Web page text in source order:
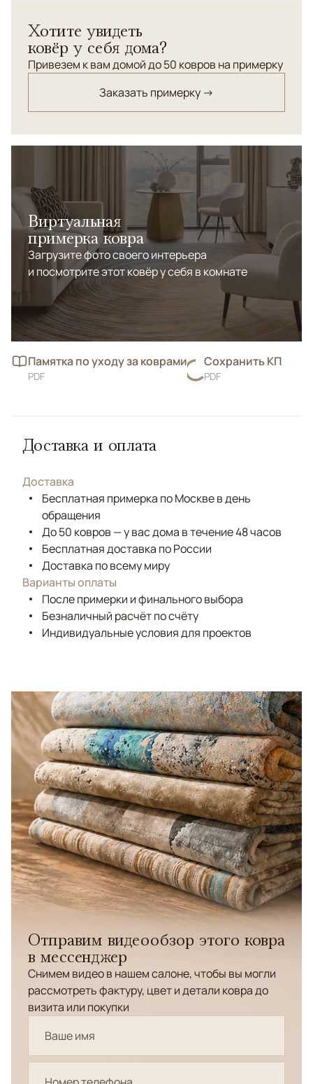
плотности, созданные для интерьеров, где важны
статус, тактильность и натуральность материалов.
Лаконичный дизайн и благородная текстура делают
поддержания идеи декоратора.
Хотите увидеть
ковёр у себя дома?
Привезем к вам домой до 50 ковров на примерку
Заказать примерку →
Виртуальная
примерка ковра
Загрузите фото своего интерьера
и посмотрите этот ковёр у себя в комнате
Памятка по уходу за коврами
PDF
Сохранить КП
PDF
Доставка и оплата
Доставка
Бесплатная примерка по Москве в день
обращения
До 50 ковров — у вас дома в течение 48 часов
Бесплатная доставка по России
Доставка по всему миру
Варианты оплаты
После примерки и финального выбора
Безналичный расчёт по счёту
Индивидуальные условия для проектов
Отправим видеообзор этого ковра
в мессенджер
Снимем видео в нашем салоне, чтобы вы могли
рассмотреть фактуру, цвет и детали ковра до
визита или покупки